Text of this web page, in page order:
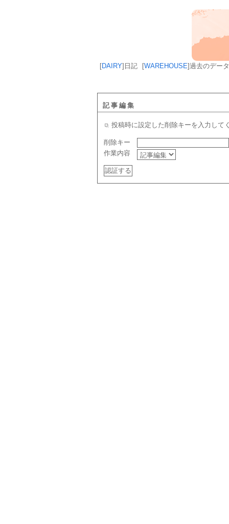
[DAIRY] 日記 [WAREHOUSE]過去のデータ
記事編集
投稿時に設定した削除キーを入力して
削除キー
作業内容